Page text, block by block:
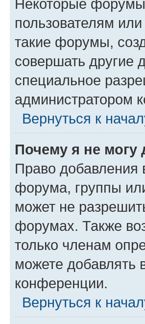
Некоторые
пользователям
такие форумы,
совершать другие
специальное
администратором
Вернуться к
Почему я не могу
Право добавления
форума, группы
может не
форумах. Также
только членам
можете добавлять
конференции.
Вернуться к